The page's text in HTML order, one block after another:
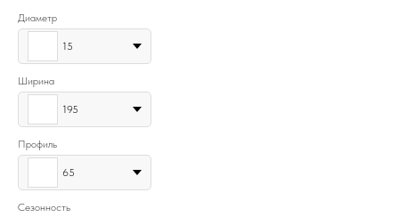
Диаметр
15
Ширина
195
Профиль
65
Сезонность